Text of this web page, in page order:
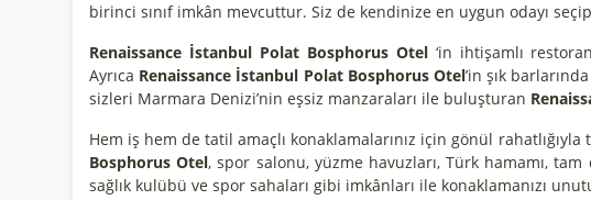
birinci sınıf imkân mevcuttur. Siz de kendinize en uygun odayı
Renaissance İstanbul Polat Bosphorus Otel ‘in ihtişamlı
Ayrıca Renaissance İstanbul Polat Bosphorus Otel’in şık
sizleri Marmara Denizi’nin eşsiz manzaraları ile buluşturan
Hem iş hem de tatil amaçlı konaklamalarınız için gönül
Bosphorus Otel, spor salonu, yüzme havuzları, Türk hamamı,
sağlık kulübü ve spor sahaları gibi imkânları ile konaklamanızı